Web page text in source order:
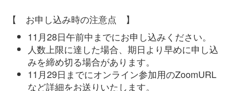
【 お申し込み時の注意点 】
11月28日午前中までにお申し込みください。
人数上限に達した場合、期日より早めに申し込
みを締め切る場合があります。
11月29日までにオンライン参加用のZoomURL
など詳細をお送りいたします。